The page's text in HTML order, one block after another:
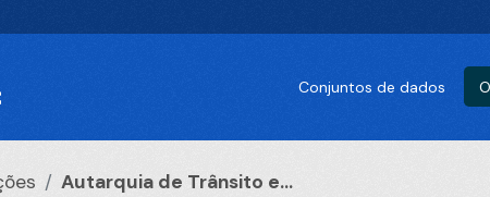
Conjuntos de dados
Autarquia de Trânsito e...